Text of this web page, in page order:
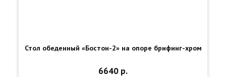
Стол обеденный «Бостон-2» на опоре брифинг-хром
6640 р.